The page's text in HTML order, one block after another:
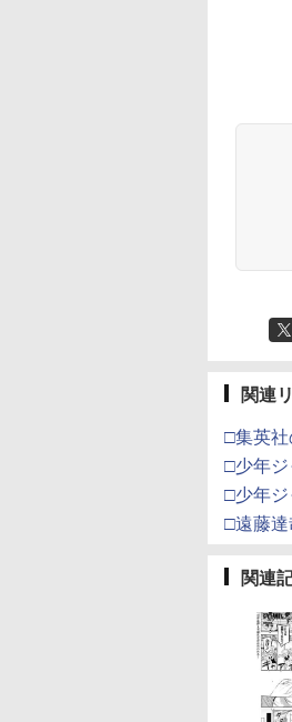
関連
□集英社
□少年ジ
□少年ジ
□遠藤達
関連